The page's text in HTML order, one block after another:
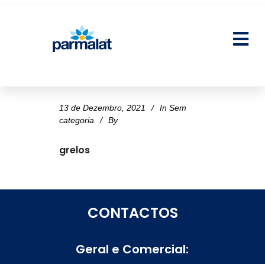
13 de Dezembro, 2021 In Sem
categoria
By
grelos
CONTACTOS
Geral e Comercial: